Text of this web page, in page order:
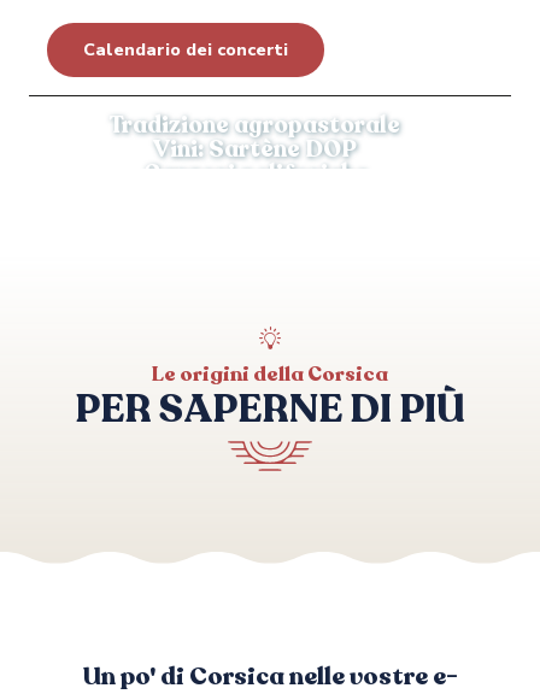
Calendario dei concerti
Tradizione agropastorale
Vini: Sartène DOP
Canzoni polifoniche
Le origini della Corsica
PER SAPERNE DI PIÙ
Un po' di Corsica nelle vostre e-